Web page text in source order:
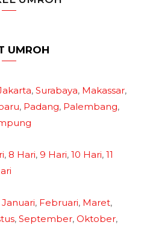
UMROH
, Surabaya, Makassar,
, Padang, Palembang,
, 8 Hari, 9 Hari, 10 Hari, 11
Januari, Februari, Maret,
, September, Oktober,